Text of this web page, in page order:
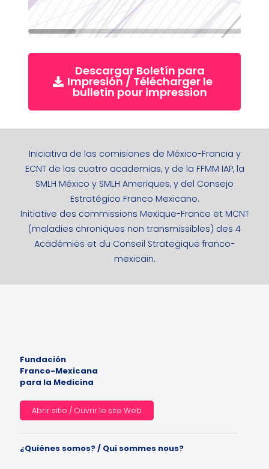
Descargar Boletín para
Impresión / Télécharger le
bulletin pour impression
Iniciativa de las comisiones de México-Francia y
ECNT de las cuatro academias, y de la FFMM IAP, la
SMLH México y SMLH Ameriques, y del Consejo
Estratégico Franco Mexicano.
Initiative des commissions Mexique-France et MCNT
(maladies chroniques non transmissibles) des 4
Académies et du Conseil Strategique franco-
mexicain.
Fundación
Franco-Mexicana
para la Medicina
Abrir sitio / Ouvrir le site Web
¿Quiénes somos? / Qui sommes nous?